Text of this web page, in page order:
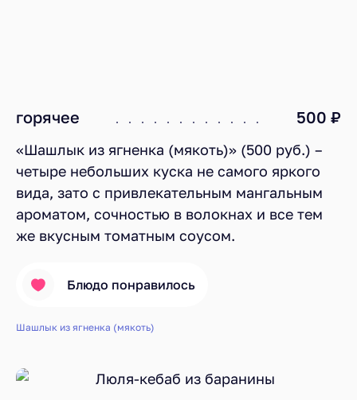
горячее 500 ₽
«Шашлык из ягненка (мякоть)» (500 руб.) –
четыре небольших куска не самого яркого
вида, зато с привлекательным мангальным
ароматом, сочностью в волокнах и все тем
же вкусным томатным соусом.
Блюдо понравилось
Шашлык из ягненка (мякоть)